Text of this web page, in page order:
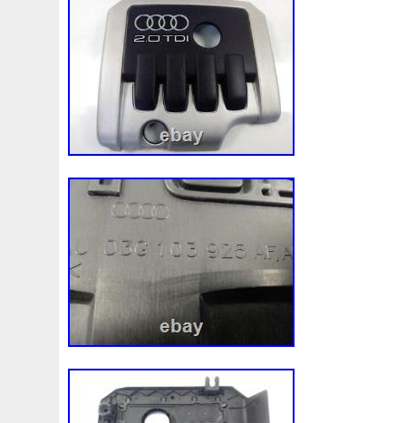
1k0121207j 1k0121207t 1k0121251cm
1k0298403a 1k0955453s 1k0959455ap
1s1816103 2-Rangées
210103417r 21060g2401 21060t5670
214100052r 214104822r 214104eb0b
214108535r 214108706r 214109798r
214812415r 214814342r 214814ea0a
214818h83a 214819674r 21481bm410
220928kh13a0000038 220v
253103e710 253103k750 25310a4050
253802y000 253803z 25380a4500
256902u000 272105fw0a
357820795j 35mm 36mm